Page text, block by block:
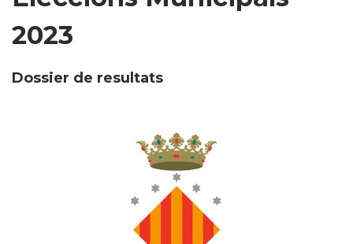
2023
Dossier de resultats